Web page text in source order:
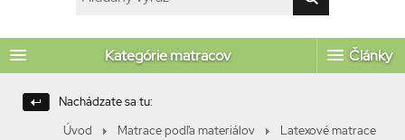
Kategórie matracov Články
Nachádzate sa tu:
Úvod
Matrace podľa materiálov Latexové matrace